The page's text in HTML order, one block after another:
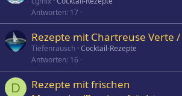
Antworten 17
Rezepte mit Chartreuse Verte
Tiefenrausch Cocktail-Rezepte
Antworten 16
D
Rezepte mit frischen